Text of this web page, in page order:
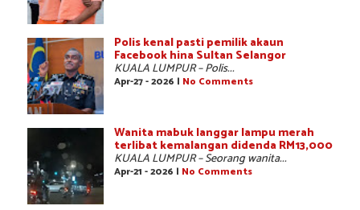
Polis kenal pasti pemilik akaun
Facebook hina Sultan Selangor
KUALA LUMPUR – Polis...
Apr-27 - 2026 | No Comments
Wanita mabuk langgar lampu merah
terlibat kemalangan didenda RM13,000
KUALA LUMPUR – Seorang wanita...
Apr-21 - 2026 | No Comments